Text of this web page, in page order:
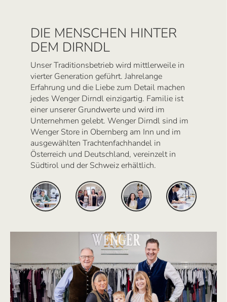
DIE MENSCHEN HINTER
DEM DIRNDL
Unser Traditionsbetrieb wird mittlerweile in
vierter Generation geführt. Jahrelange
Erfahrung und die Liebe zum Detail machen
jedes Wenger Dirndl einzigartig. Familie ist
einer unserer Grundwerte und wird im
Unternehmen gelebt. Wenger Dirndl sind im
Wenger Store in Obernberg am Inn und im
ausgewählten Trachtenfachhandel in
Österreich und Deutschland, vereinzelt in
Südtirol und der Schweiz erhältlich.